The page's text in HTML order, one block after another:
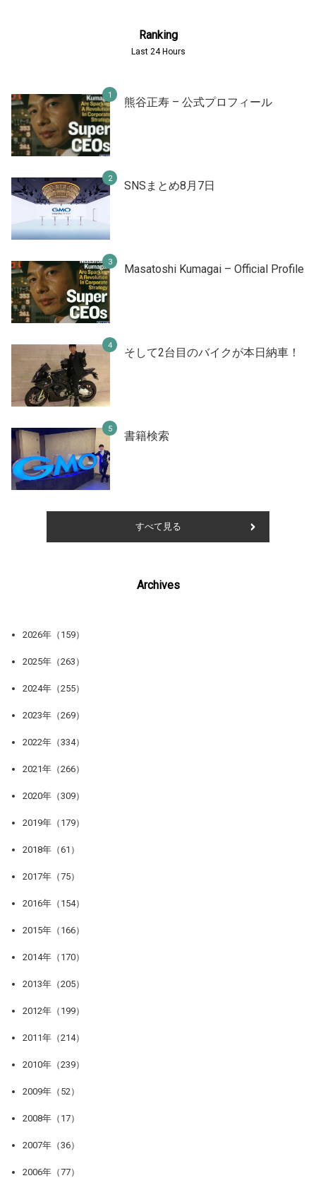
Ranking
Last 24 Hours
熊谷正寿 – 公式プロフィール
SNSまとめ8月7日
Masatoshi Kumagai – Official Profile
そして2台目のバイクが本日納車！
書籍検索
すべて見る
Archives
2026年（159）
2025年（263）
2024年（255）
2023年（269）
2022年（334）
2021年（266）
2020年（309）
2019年（179）
2018年（61）
2017年（75）
2016年（154）
2015年（166）
2014年（170）
2013年（205）
2012年（199）
2011年（214）
2010年（239）
2009年（52）
2008年（17）
2007年（36）
2006年（77）